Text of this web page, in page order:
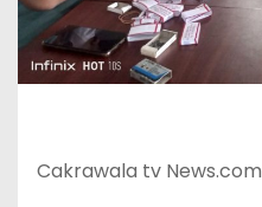
Cakrawala tv News.com